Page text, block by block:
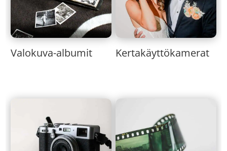
Valokuva-albumit Kertakäyttökamerat